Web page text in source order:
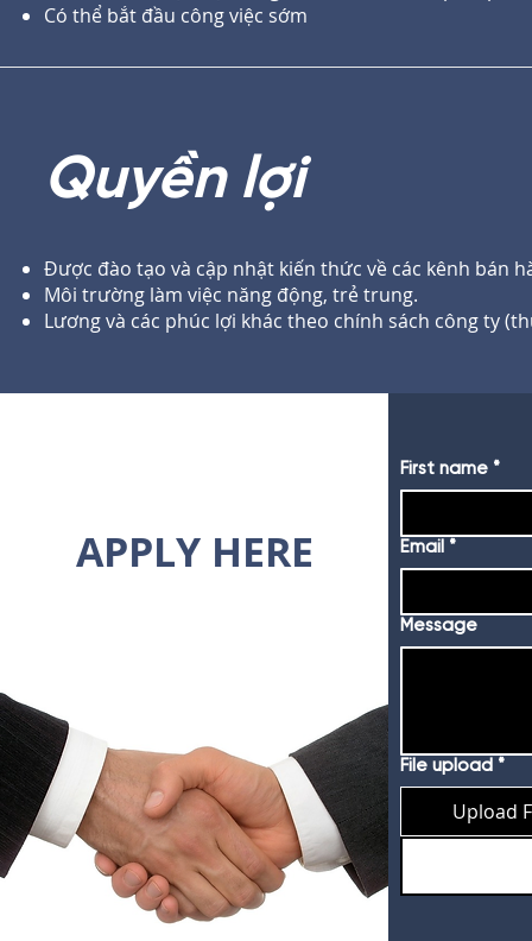
Có thể bắt đầu công việc sớm
Quyền lợi
Được đào tạo và cập nhật kiến thức về các kênh bán
Môi trường làm việc năng động, trẻ trung.
Lương và các phúc lợi khác theo chính sách công ty
APPLY HERE
First name *
Email *
Message
File upload *
Upload